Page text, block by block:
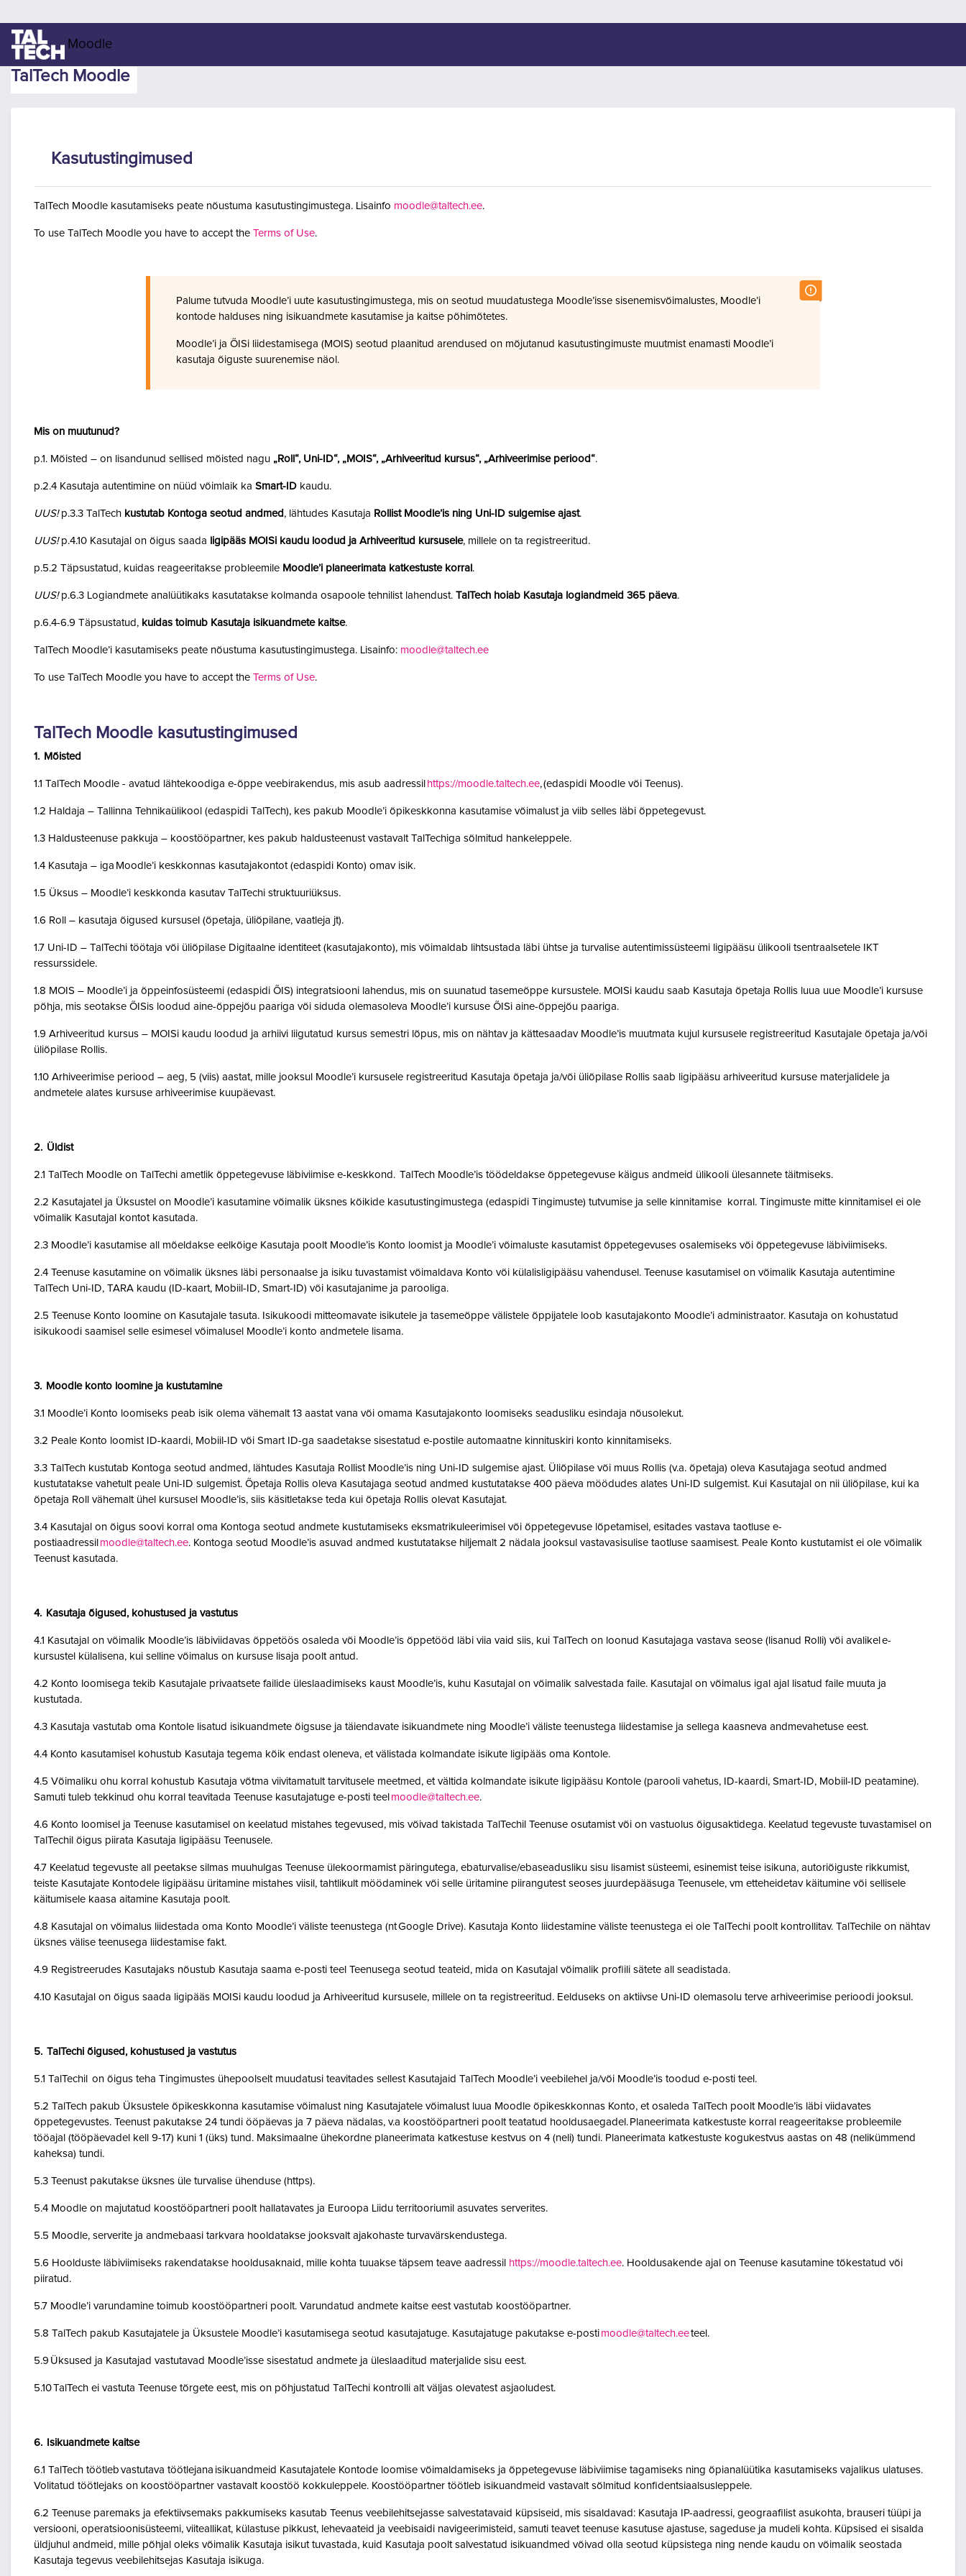
Moodle
TalTech Moodle
Kasutustingimused
TalTech Moodle kasutamiseks peate nõustuma kasutustingimustega. Lisainfo moodle@taltech.ee.
To use TalTech Moodle you have to accept the Terms of Use.
Palume tutvuda Moodle’i uute kasutustingimustega, mis on seotud muudatustega Moodle’isse sisenemisvõimalustes, Moodle’i
kontode halduses ning isikuandmete kasutamise ja kaitse põhimõtetes.
Moodle’i ja ÕISi liidestamisega (MOIS) seotud plaanitud arendused on mõjutanud kasutustingimuste muutmist enamasti Moodle’i
kasutaja õiguste suurenemise näol.
Mis on muutunud?
p.1. Mõisted – on lisandunud sellised mõisted nagu „Roll“, Uni-ID“, „MOIS“, „Arhiveeritud kursus“, „Arhiveerimise periood“.
p.2.4 Kasutaja autentimine on nüüd võimlaik ka Smart-ID kaudu.
UUS!p.3.3 TalTech kustutab Kontoga seotud andmed , lähtudes Kasutaja Rollist Moodle’is ning Uni-ID sulgemise ajast.
UUS!p.4.10 Kasutajal on õigus saada ligipääs MOISi kaudu loodud ja Arhiveeritud kursusele, millele on ta registreeritud.
p.5.2 Täpsustatud, kuidas reageeritakse probleemile Moodle’i planeerimata katkestuste korral .
UUS!p.6.3 Logiandmete analüütikaks kasutatakse kolmanda osapoole tehnilist lahendust. TalTech hoiab Kasutaja logiandmeid 365 päeva.
p.6.4-6.9 Täpsustatud, kuidas toimub Kasutaja isikuandmete kaitse.
TalTech Moodle’i kasutamiseks peate nõustuma kasutustingimustega. Lisainfo: moodle@taltech.ee
To use TalTech Moodle you have to accept the Terms of Use.
TalTech Moodle kasutustingimused
1. Mõisted
1.1 TalTech Moodle - avatud lähtekoodiga e-õppe veebirakendus, mis asub aadressil https://moodle.taltech.ee, (edaspidi Moodle või Teenus).
1.2 Haldaja – Tallinna Tehnikaülikool (edaspidi TalTech), kes pakub Moodle’i õpikeskkonna kasutamise võimalust ja viib selles läbi õppetegevust.
1.3 Haldusteenuse pakkuja – koostööpartner, kes pakub haldusteenust vastavalt TalTechiga sõlmitud hankeleppele.
1.4 Kasutaja – iga Moodle’i keskkonnas kasutajakontot (edaspidi Konto) omav isik.
1.5 Üksus – Moodle’i keskkonda kasutav TalTechi struktuuriüksus.
1.6 Roll – kasutaja õigused kursusel (õpetaja, üliõpilane, vaatleja jt).
1.7 Uni-ID – TalTechi töötaja või üliõpilase Digitaalne identiteet (kasutajakonto), mis võimaldab lihtsustada läbi ühtse ja turvalise autentimissüsteemi ligipääsu ülikooli tsentraalsetele IKT
ressurssidele.
1.8 MOIS – Moodle’i ja õppeinfosüsteemi (edaspidi ÕIS) integratsiooni lahendus, mis on suunatud tasemeõppe kursustele. MOISi kaudu saab Kasutaja õpetaja Rollis luua uue Moodle’i kursuse
põhja, mis seotakse ÕISis loodud aine-õppejõu paariga või siduda olemasoleva Moodle’i kursuse ÕISi aine-õppejõu paariga.
1.9 Arhiveeritud kursus – MOISi kaudu loodud ja arhiivi liigutatud kursus semestri lõpus, mis on nähtav ja kättesaadav Moodle’is muutmata kujul kursusele registreeritud Kasutajale õpetaja ja/või
üliõpilase Rollis.
1.10 Arhiveerimise periood – aeg, 5 (viis) aastat, mille jooksul Moodle’i kursusele registreeritud Kasutaja õpetaja ja/või üliõpilase Rollis saab ligipääsu arhiveeritud kursuse materjalidele ja
andmetele alates kursuse arhiveerimise kuupäevast.
2. Üldist
2.1 TalTech Moodle on TalTechi ametlik õppetegevuse läbiviimise e-keskkond. TalTech Moodle’is töödeldakse õppetegevuse käigus andmeid ülikooli ülesannete täitmiseks.
2.2 Kasutajatel ja Üksustel on Moodle’i kasutamine võimalik üksnes kõikide kasutustingimustega (edaspidi Tingimuste) tutvumise ja selle kinnitamise korral. Tingimuste mitte kinnitamisel ei ole
võimalik Kasutajal kontot kasutada.
2.3 Moodle’i kasutamise all mõeldakse eelkõige Kasutaja poolt Moodle’is Konto loomist ja Moodle’i võimaluste kasutamist õppetegevuses osalemiseks või õppetegevuse läbiviimiseks.
2.4 Teenuse kasutamine on võimalik üksnes läbi personaalse ja isiku tuvastamist võimaldava Konto või külalisligipääsu vahendusel. Teenuse kasutamisel on võimalik Kasutaja autentimine
TalTech Uni-ID, TARA kaudu (ID-kaart, Mobiil-ID, Smart-ID) või kasutajanime ja parooliga.
2.5 Teenuse Konto loomine on Kasutajale tasuta. Isikukoodi mitteomavate isikutele ja tasemeõppe välistele õppijatele loob kasutajakonto Moodle’i administraator. Kasutaja on kohustatud
isikukoodi saamisel selle esimesel võimalusel Moodle’i konto andmetele lisama.
3. Moodle konto loomine ja kustutamine
3.1 Moodle’i Konto loomiseks peab isik olema vähemalt 13 aastat vana või omama Kasutajakonto loomiseks seadusliku esindaja nõusolekut.
3.2 Peale Konto loomist ID-kaardi, Mobiil-ID või Smart ID-ga saadetakse sisestatud e-postile automaatne kinnituskiri konto kinnitamiseks.
3.3 TalTech kustutab Kontoga seotud andmed, lähtudes Kasutaja Rollist Moodle’is ning Uni-ID sulgemise ajast. Üliõpilase või muus Rollis (v.a. õpetaja) oleva Kasutajaga seotud andmed
kustutatakse vahetult peale Uni-ID sulgemist. Õpetaja Rollis oleva Kasutajaga seotud andmed kustutatakse 400 päeva möödudes alates Uni-ID sulgemist. Kui Kasutajal on nii üliõpilase, kui ka
õpetaja Roll vähemalt ühel kursusel Moodle’is, siis käsitletakse teda kui õpetaja Rollis olevat Kasutajat.
3.4 Kasutajal on õigus soovi korral oma Kontoga seotud andmete kustutamiseks eksmatrikuleerimisel või õppetegevuse lõpetamisel, esitades vastava taotluse e-
postiaadressil moodle@taltech.ee. Kontoga seotud Moodle’is asuvad andmed kustutatakse hiljemalt 2 nädala jooksul vastavasisulise taotluse saamisest. Peale Konto kustutamist ei ole võimalik
Teenust kasutada.
4. Kasutaja õigused, kohustused ja vastutus
4.1 Kasutajal on võimalik Moodle’is läbiviidavas õppetöös osaleda või Moodle’is õppetööd läbi viia vaid siis, kui TalTech on loonud Kasutajaga vastava seose (lisanud Rolli) või avalikel e-
kursustel külalisena, kui selline võimalus on kursuse lisaja poolt antud.
4.2 Konto loomisega tekib Kasutajale privaatsete failide üleslaadimiseks kaust Moodle’is, kuhu Kasutajal on võimalik salvestada faile. Kasutajal on võimalus igal ajal lisatud faile muuta ja
kustutada.
4.3 Kasutaja vastutab oma Kontole lisatud isikuandmete õigsuse ja täiendavate isikuandmete ning Moodle’i väliste teenustega liidestamise ja sellega kaasneva andmevahetuse eest.
4.4 Konto kasutamisel kohustub Kasutaja tegema kõik endast oleneva, et välistada kolmandate isikute ligipääs oma Kontole.
4.5 Võimaliku ohu korral kohustub Kasutaja võtma viivitamatult tarvitusele meetmed, et vältida kolmandate isikute ligipääsu Kontole (parooli vahetus, ID-kaardi, Smart-ID, Mobiil-ID peatamine).
Samuti tuleb tekkinud ohu korral teavitada Teenuse kasutajatuge e-posti teel moodle@taltech.ee.
4.6 Konto loomisel ja Teenuse kasutamisel on keelatud mistahes tegevused, mis võivad takistada TalTechil Teenuse osutamist või on vastuolus õigusaktidega. Keelatud tegevuste tuvastamisel on
TalTechil õigus piirata Kasutaja ligipääsu Teenusele.
4.7 Keelatud tegevuste all peetakse silmas muuhulgas Teenuse ülekoormamist päringutega, ebaturvalise/ebaseadusliku sisu lisamist süsteemi, esinemist teise isikuna, autoriõiguste rikkumist,
teiste Kasutajate Kontodele ligipääsu üritamine mistahes viisil, tahtlikult möödaminek või selle üritamine piirangutest seoses juurdepääsuga Teenusele, vm etteheidetav käitumine või sellisele
käitumisele kaasa aitamine Kasutaja poolt.
4.8 Kasutajal on võimalus liidestada oma Konto Moodle’i väliste teenustega (nt Google Drive). Kasutaja Konto liidestamine väliste teenustega ei ole TalTechi poolt kontrollitav. TalTechile on nähtav
üksnes välise teenusega liidestamise fakt.
4.9 Registreerudes Kasutajaks nõustub Kasutaja saama e-posti teel Teenusega seotud teateid, mida on Kasutajal võimalik profiili sätete all seadistada.
4.10 Kasutajal on õigus saada ligipääs MOISi kaudu loodud ja Arhiveeritud kursusele, millele on ta registreeritud. Eelduseks on aktiivse Uni-ID olemasolu terve arhiveerimise perioodi jooksul.
5. TalTechi õigused, kohustused ja vastutus
5.1 TalTechil on õigus teha Tingimustes ühepoolselt muudatusi teavitades sellest Kasutajaid TalTech Moodle’i veebilehel ja/või Moodle’is toodud e-posti teel.
5.2 TalTech pakub Üksustele õpikeskkonna kasutamise võimalust ning Kasutajatele võimalust luua Moodle õpikeskkonnas Konto, et osaleda TalTech poolt Moodle’is läbi viidavates
õppetegevustes. Teenust pakutakse 24 tundi ööpäevas ja 7 päeva nädalas, v.a koostööpartneri poolt teatatud hooldusaegadel. Planeerimata katkestuste korral reageeritakse probleemile
tööajal (tööpäevadel kell 9-17) kuni 1 (üks) tund. Maksimaalne ühekordne planeerimata katkestuse kestvus on 4 (neli) tundi. Planeerimata katkestuste kogukestvus aastas on 48 (nelikümmend
kaheksa) tundi.
5.3 Teenust pakutakse üksnes üle turvalise ühenduse (https).
5.4 Moodle on majutatud koostööpartneri poolt hallatavates ja Euroopa Liidu territooriumil asuvates serverites.
5.5 Moodle, serverite ja andmebaasi tarkvara hooldatakse jooksvalt ajakohaste turvavärskendustega.
5.6 Hoolduste läbiviimiseks rakendatakse hooldusaknaid, mille kohta tuuakse täpsem teave aadressil https://moodle.taltech.ee. Hooldusakende ajal on Teenuse kasutamine tõkestatud või
piiratud.
5.7 Moodle’i varundamine toimub koostööpartneri poolt. Varundatud andmete kaitse eest vastutab koostööpartner.
5.8 TalTech pakub Kasutajatele ja Üksustele Moodle’i kasutamisega seotud kasutajatuge. Kasutajatuge pakutakse e-posti moodle@taltech.eeteel.
5.9 Üksused ja Kasutajad vastutavad Moodle’isse sisestatud andmete ja üleslaaditud materjalide sisu eest.
5.10 TalTech ei vastuta Teenuse tõrgete eest, mis on põhjustatud TalTechi kontrolli alt väljas olevatest asjaoludest.
6. Isikuandmete kaitse
6.1 TalTech töötleb vastutava töötlejana isikuandmeid Kasutajatele Kontode loomise võimaldamiseks ja õppetegevuse läbiviimise tagamiseks ning õpianalüütika kasutamiseks vajalikus ulatuses.
Volitatud töötlejaks on koostööpartner vastavalt koostöö kokkuleppele. Koostööpartner töötleb isikuandmeid vastavalt sõlmitud konfidentsiaalsusleppele.
6.2 Teenuse paremaks ja efektiivsemaks pakkumiseks kasutab Teenus veebilehitsejasse salvestatavaid küpsiseid, mis sisaldavad: Kasutaja IP-aadressi, geograafilist asukohta, brauseri tüüpi ja
versiooni, operatsioonisüsteemi, viiteallikat, külastuse pikkust, lehevaateid ja veebisaidi navigeerimisteid, samuti teavet teenuse kasutuse ajastuse, sageduse ja mudeli kohta. Küpsised ei sisalda
üldjuhul andmeid, mille põhjal oleks võimalik Kasutaja isikut tuvastada, kuid Kasutaja poolt salvestatud isikuandmed võivad olla seotud küpsistega ning nende kaudu on võimalik seostada
Kasutaja tegevus veebilehitsejas Kasutaja isikuga.